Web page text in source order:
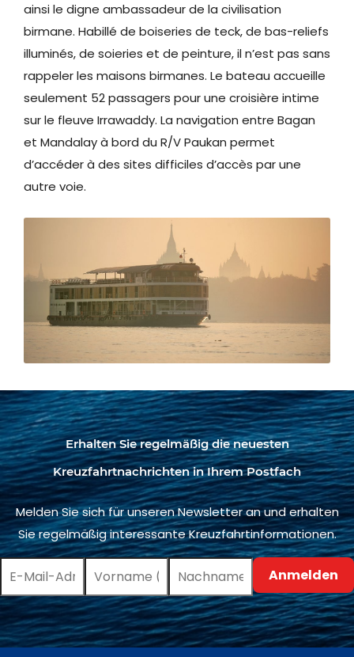
ainsi le digne ambassadeur de la civilisation
birmane. Habillé de boiseries de teck, de bas-reliefs
illuminés, de soieries et de peinture, il n’est pas sans
rappeler les maisons birmanes. Le bateau accueille
seulement 52 passagers pour une croisière intime
sur le fleuve Irrawaddy. La navigation entre Bagan
et Mandalay à bord du R/V Paukan permet
d’accéder à des sites difficiles d’accès par une
autre voie.
Erhalten Sie regelmäßig die neuesten
Kreuzfahrtnachrichten in Ihrem Postfach
Melden Sie sich für unseren Newsletter an und erhalten
Sie regelmäßig interessante Kreuzfahrtinformationen.